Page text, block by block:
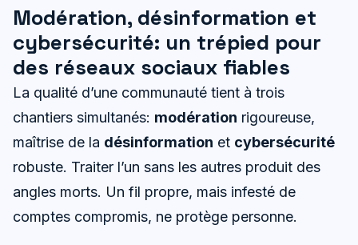
Modération, désinformation et
cybersécurité: un trépied pour
des réseaux sociaux fiables
La qualité d’une communauté tient à trois
chantiers simultanés: modération rigoureuse,
maîtrise de la désinformation et cybersécurité
robuste. Traiter l’un sans les autres produit des
angles morts. Un fil propre, mais infesté de
comptes compromis, ne protège personne.